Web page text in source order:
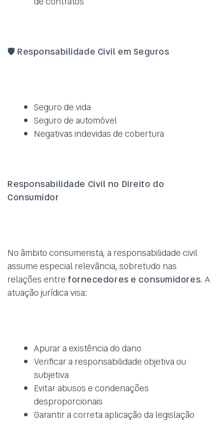
🛡️ Responsabilidade Civil em Seguros
Seguro de vida
Segurode automóvel
Negativas indevidas de cobertura
Responsabilidade Civil no Direito do
Consumidor
No âmbito consumerista, a responsabilidade civil
assume especial relevância, sobretudo nas
relações entrefornecedores e consumidores. A
atuação jurídica visa:
Apurar a existência do dano
Verificar a responsabilidade objetiva ou
subjetiva
Evitar abusos e condenações
desproporcionais
Garantir a correta aplicação da legislação